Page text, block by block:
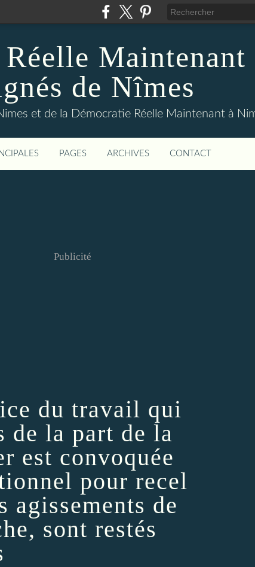
Maintenant
de Nîmes
et de la Démocratie Réelle Maintenant à
PAGES ARCHIVES CONTACT
Publicité
du travail qui
de la part de la
est convoquée
pour recel
agissements de
sont restés